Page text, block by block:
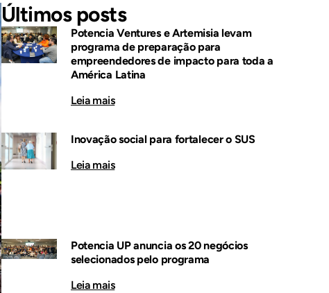
Últimos posts
Potencia Ventures e Artemisia levam
programa de preparação para
empreendedores de impacto para toda a
América Latina
Leia mais
Inovação social para fortalecer o SUS
Leia mais
Potencia UP anuncia os 20 negócios
selecionados pelo programa
Leia mais